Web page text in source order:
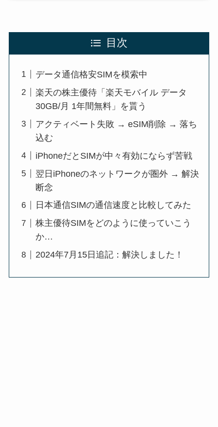
目次
データ通信格安SIMを模索中
楽天の株主優待「楽天モバイル データ
30GB/月 1年間無料」を貰う
アクティベート失敗 → eSIM削除 → 落ち
込む
iPhoneだとSIMが中々有効にならず苦戦
翌日iPhoneのネットワークが圏外 → 解決
断念
日本通信SIMの通信速度と比較してみた
株主優待SIMをどのように使っていこう
か…
2024年7月15日追記：解決しました！